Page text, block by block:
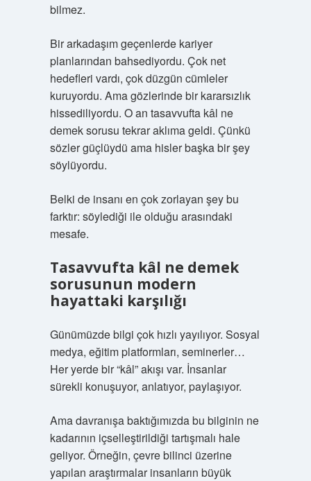
bilmez.
Bir arkadaşım geçenlerde kariyer
planlarından bahsediyordu. Çok net
hedefleri vardı, çok düzgün cümleler
kuruyordu. Ama gözlerinde bir kararsızlık
hissediliyordu. O an tasavvufta kâl ne
demek sorusu tekrar aklıma geldi. Çünkü
sözler güçlüydü ama hisler başka bir şey
söylüyordu.
Belki de insanı en çok zorlayan şey bu
farktır: söylediği ile olduğu arasındaki
mesafe.
Tasavvufta kâl ne demek
sorusunun modern
hayattaki karşılığı
Günümüzde bilgi çok hızlı yayılıyor. Sosyal
medya, eğitim platformları, seminerler…
Her yerde bir “kâl” akışı var. İnsanlar
sürekli konuşuyor, anlatıyor, paylaşıyor.
Ama davranışa baktığımızda bu bilginin ne
kadarının içselleştirildiği tartışmalı hale
geliyor. Örneğin, çevre bilinci üzerine
yapılan araştırmalar insanların büyük